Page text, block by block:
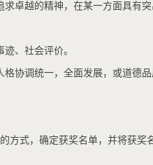
卓越的精神，在某一方面具有
、社会评价。
协调统一，全面发展，或道德
方式，确定获奖名单，并将获奖